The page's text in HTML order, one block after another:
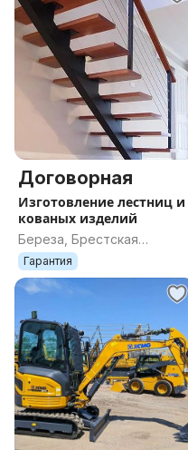
Договорная
Изготовление лестниц и
кованых изделий
Береза, Брестская
область
Гарантия